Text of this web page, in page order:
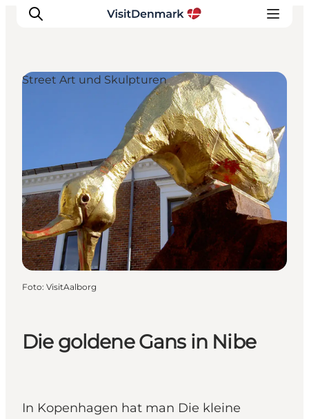
Erlebnisse
Unterkünfte
Reiseplanung
Die goldene Gans in Nibe
In Kopenhagen hat man Die kleine
Street Art und Skulpturen
Foto: VisitAalborg